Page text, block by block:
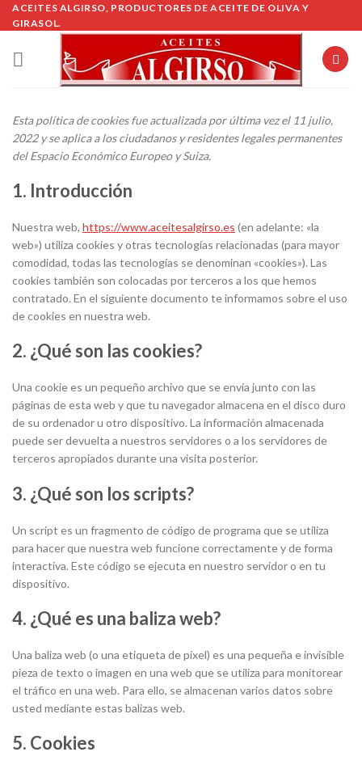
Skip
to
content
ACEITES ALGIRSO, PRODUCTORES DE ACEITE DE OLIVA Y
GIRASOL.
Esta política de cookies fue actualizada por última vez el 11 julio,
2022 y se aplica a los ciudadanos y residentes legales permanentes
del Espacio Económico Europeo y Suiza.
1. Introducción
Nuestra web, https://www.aceitesalgirso.es (en adelante: «la
web») utiliza cookies y otras tecnologías relacionadas (para mayor
comodidad, todas las tecnologías se denominan «cookies»). Las
cookies también son colocadas por terceros a los que hemos
contratado. En el siguiente documento te informamos sobre el uso
de cookies en nuestra web.
2. ¿Qué son las cookies?
Una cookie es un pequeño archivo que se envía junto con las
páginas de esta web y que tu navegador almacena en el disco duro
de su ordenador u otro dispositivo. La información almacenada
puede ser devuelta a nuestros servidores o a los servidores de
terceros apropiados durante una visita posterior.
3. ¿Qué son los scripts?
Un script es un fragmento de código de programa que se utiliza
para hacer que nuestra web funcione correctamente y de forma
interactiva. Este código se ejecuta en nuestro servidor o en tu
dispositivo.
4. ¿Qué es una baliza web?
Una baliza web (o una etiqueta de píxel) es una pequeña e invisible
pieza de texto o imagen en una web que se utiliza para monitorear
el tráfico en una web. Para ello, se almacenan varios datos sobre
usted mediante estas balizas web.
5. Cookies